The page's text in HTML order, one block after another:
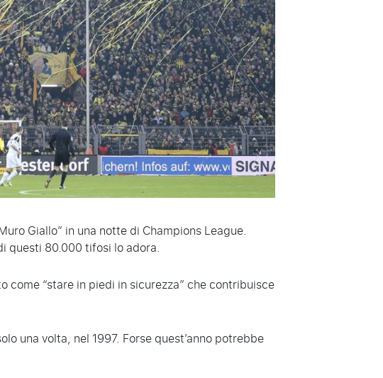
Giallo” in una notte di Champions League.
questi 80.000 tifosi lo adora.
“stare in piedi in sicurezza” che contribuisce
una volta, nel 1997. Forse quest’anno potrebbe